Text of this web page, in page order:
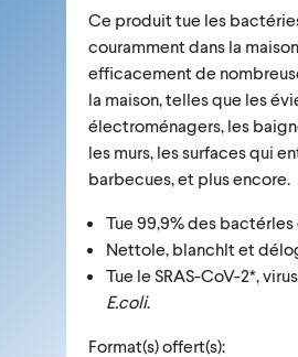
Ce produit tue les
couramment dans la
efficacement de
la maison, telles que les
électroménagers, les
les murs, les surfaces qui
barbecues, et plus encore.
Tue 99,9% des bactérles
Nettole, blanchlt et
Tue le SRAS-CoV-2*,
E.coli.
Format(s) offert(s):